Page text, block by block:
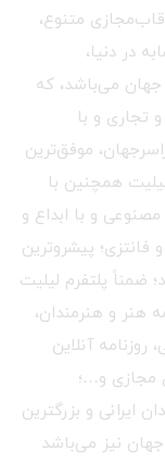
متنوع،
در دنیا،
جهان می‌باشد، که
هنری و تجاری و با
موفق‌ترین
لیلیت همچنین با
و با ابداع و
فانتزی؛ پیشروترین
ضمناً پلتفرم لیلیت
هنر و هنرمندان،
آنلاین
مجازی و…؛
ایرانی و بزرگترین
نیز می‌باشد